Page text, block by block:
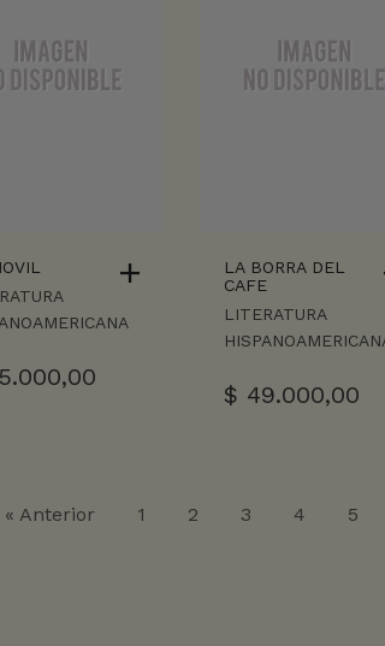
LA BORRA DEL
CAFE
LITERATURA
$ 49.000,00
« Anterior 1 2 3 4 5